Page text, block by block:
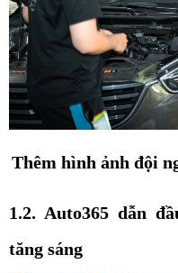
Thêm hình ảnh đội
1.2. Auto365 dẫn
tăng sáng